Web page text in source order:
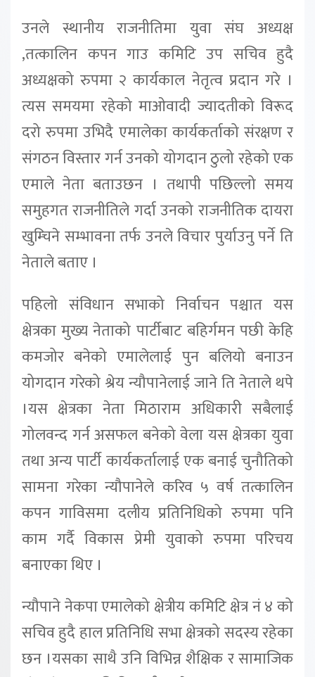
उनले स्थानीय राजनीतिमा युवा संघ अध्यक्ष
,तत्कालिन कपन गाउ कमिटि उप सचिव हुदै
अध्यक्षको रुपमा २ कार्यकाल नेतृत्व प्रदान गरे ।
त्यस समयमा रहेको माओवादी ज्यादतीको विरूद
दरो रुपमा उभिदै एमालेका कार्यकर्ताको संरक्षण र
संगठन विस्तार गर्न उनको योगदान ठुलो रहेको एक
एमाले नेता बताउछन । तथापी पछिल्लो समय
समुहगत राजनीतिले गर्दा उनको राजनीतिक दायरा
खुम्चिने सम्भावना तर्फ उनले विचार पुर्याउनु पर्ने ति
नेताले बताए ।
पहिलो संविधान सभाको निर्वाचन पश्चात यस
क्षेत्रका मुख्य नेताको पार्टीबाट बहिर्गमन पछी केहि
कमजोर बनेको एमालेलाई पुन बलियो बनाउन
योगदान गरेको श्रेय न्यौपानेलाई जाने ति नेताले थपे
।यस क्षेत्रका नेता मिठाराम अधिकारी सबैलाई
गोलवन्द गर्न असफल बनेको वेला यस क्षेत्रका युवा
तथा अन्य पार्टी कार्यकर्तालाई एक बनाई चुनौतिको
सामना गरेका न्यौपानेले करिव ५ वर्ष तत्कालिन
कपन गाविसमा दलीय प्रतिनिधिको रुपमा पनि
काम गर्दै विकास प्रेमी युवाको रुपमा परिचय
बनाएका थिए ।
न्यौपाने नेकपा एमालेको क्षेत्रीय कमिटि क्षेत्र नं ४ को
सचिव हुदै हाल प्रतिनिधि सभा क्षेत्रको सदस्य रहेका
छन ।यसका साथै उनि विभिन्न शैक्षिक र सामाजिक